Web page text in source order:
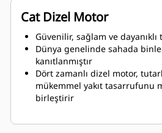
Cat Dizel Motor
Güvenilir, sağlam ve dayanıklı
Dünya genelinde sahada
kanıtlanmıştır
Dört zamanlı dizel motor,
mükemmel yakıt tasarrufunu
birleştirir